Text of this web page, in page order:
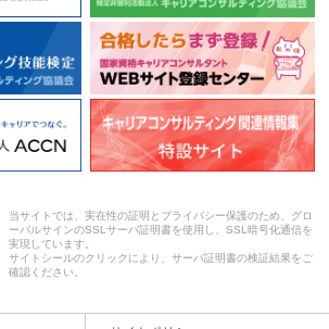
当サイトでは、実在性の証明とプライバシー保護のため、グロ
ーバルサインのSSLサーバ証明書を使用し、SSL暗号化通信を
実現しています。
サイトシールのクリックにより、サーバ証明書の検証結果をご
確認ください。